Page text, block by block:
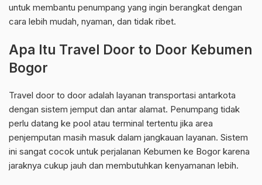
untuk membantu penumpang yang ingin berangkat dengan
cara lebih mudah, nyaman, dan tidak ribet.
Apa Itu Travel Door to Door Kebumen
Bogor
Travel door to door adalah layanan transportasi antarkota
dengan sistem jemput dan antar alamat. Penumpang tidak
perlu datang ke pool atau terminal tertentu jika area
penjemputan masih masuk dalam jangkauan layanan. Sistem
ini sangat cocok untuk perjalanan Kebumen ke Bogor karena
jaraknya cukup jauh dan membutuhkan kenyamanan lebih.